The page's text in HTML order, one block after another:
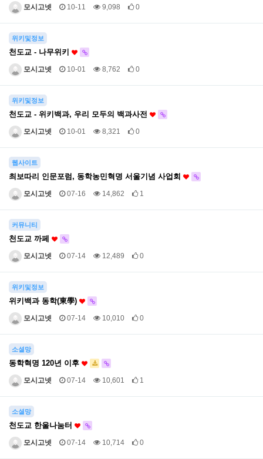
모시고넷 10-11 9,098 0
위키및정보
천도교 - 나무위키
모시고넷 10-01 8,762 0
위키및정보
천도교 - 위키백과, 우리 모두의 백과사전
모시고넷 10-01 8,321 0
웹사이트
최보따리 인문포럼, 동학농민혁명 서울기념 사업회
모시고넷 07-16 14,862 1
커뮤니티
천도교 까페
모시고넷 07-14 12,489 0
위키및정보
위키백과 동학(東學)
모시고넷 07-14 10,010 0
소셜망
동학혁명 120년 이후
모시고넷 07-14 10,601 1
소셜망
천도교 한울나눔터
모시고넷 07-14 10,714 0